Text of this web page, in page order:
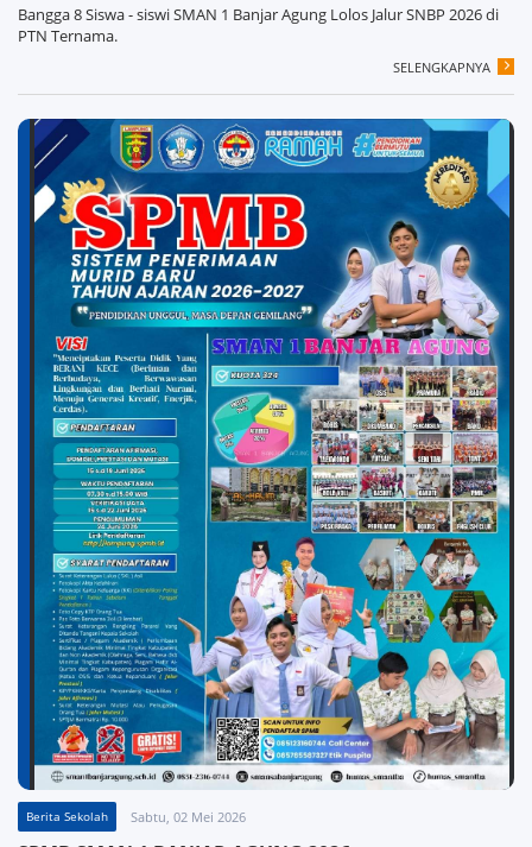
Bangga 8 Siswa - siswi SMAN 1 Banjar Agung Lolos Jalur SNBP 2026 di
PTN Ternama.
SELENGKAPNYA
Berita Sekolah Sabtu, 02 Mei 2026